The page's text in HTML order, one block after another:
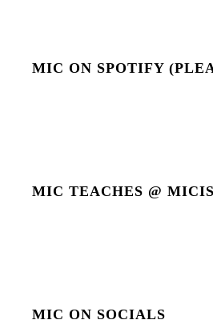
MIC ON SPOTIFY
MIC TEACHES @
MIC ON SOCIALS